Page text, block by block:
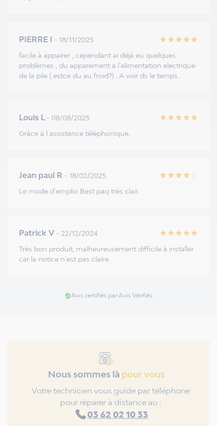
PIERRE I - 18/11/2025 star star star star star
facile à appairer , cependant ai déjà eu quelques
problèmes , du apparement a l'alimentation electrique
de la pile ( estce du au froid?) . A voir ds le temps .
Louis L - 08/08/2025 star star star star star
Grâce à l assistance téléphonique.
Jean paul R - 18/02/2025 star star star star
Le mode d'emploi Best paq très clair.
Patrick V - 22/12/2024 star star star star star
Très bon produit, malheureusement difficile à installer
car la notice n'est pas claire.
verified_userAvis certifiés par Avis Vérifiés
Nous sommes là pour vous
Votre technicien vous guide par téléphone
pour réparer à distance au :
03 62 02 10 33